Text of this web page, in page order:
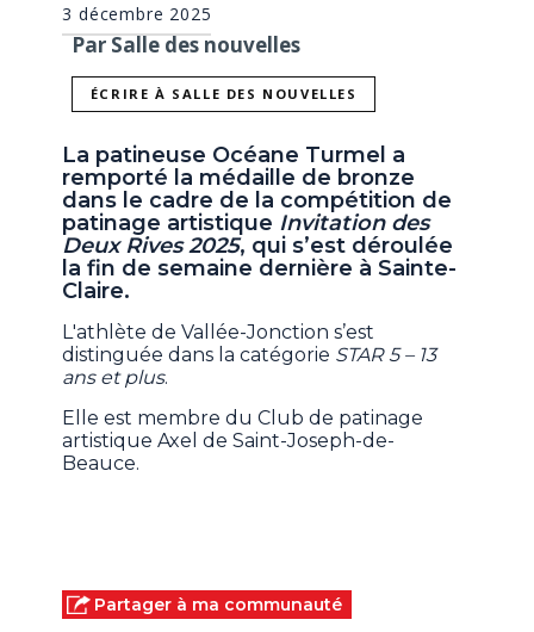
3 décembre 2025
Par Salle des nouvelles
ÉCRIRE À SALLE DES NOUVELLES
La patineuse Océane Turmel a
remporté la médaille de bronze
dans le cadre de la compétition de
patinage artistique Invitation des
Deux Rives 2025, qui s’est déroulée
la fin de semaine dernière à Sainte-
Claire.
L'athlète de Vallée-Jonction s’est
distinguée dans la catégorie STAR 5 – 13
ans et plus.
Elle est membre du Club de patinage
artistique Axel de Saint-Joseph-de-
Beauce.
Partager à ma communauté